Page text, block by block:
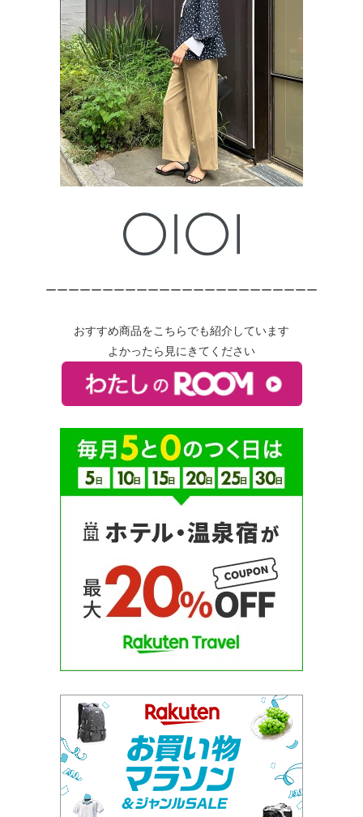
ーーーーーーーーーーーーーーーーーーーーーーーー
おすすめ商品をこちらでも紹介しています
よかったら見にきてください